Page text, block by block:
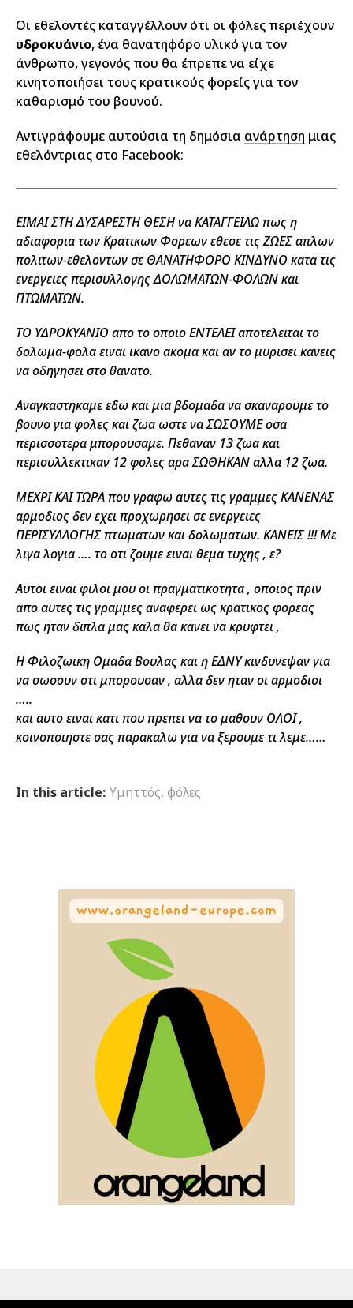
Οι εθελοντές καταγγέλλουν ότι οι φόλες περιέχουν
υδροκυάνιο, ένα θανατηφόρο υλικό για τον
άνθρωπο, γεγονός που θα έπρεπε να είχε
κινητοποιήσει τους κρατικούς φορείς για τον
καθαρισμό του βουνού.
Αντιγράφουμε αυτούσια τη δημόσια ανάρτηση μιας
εθελόντριας στο Facebook:
ΕΙΜΑΙ ΣΤΗ ΔΥΣΑΡΕΣΤΗ ΘΕΣΗ να ΚΑΤΑΓΓΕΙΛΩ πως η
αδιαφορια των Κρατικων Φορεων εθεσε τις ΖΩΕΣ απλων
πολιτων-εθελοντων σε ΘΑΝΑΤΗΦΟΡΟ ΚΙΝΔΥΝΟ κατα τις
ενεργειες περισυλλογης ΔΟΛΩΜΑΤΩΝ-ΦΟΛΩΝ και
ΠΤΩΜΑΤΩΝ.
ΤΟ ΥΔΡΟΚΥΑΝΙΟ απο το οποιο ΕΝΤΕΛΕΙ αποτελειται το
δολωμα-φολα ειναι ικανο ακομα και αν το μυρισει κανεις
να οδηγησει στο θανατο.
Αναγκαστηκαμε εδω και μια βδομαδα να σκαναρουμε το
βουνο για φολες και ζωα ωστε να ΣΩΣΟΥΜΕ οσα
περισσοτερα μπορουσαμε. Πεθαναν 13 ζωα και
περισυλλεκτικαν 12 φολες αρα ΣΩΘΗΚΑΝ αλλα 12 ζωα.
ΜΕΧΡΙ ΚΑΙ ΤΩΡΑ που γραφω αυτες τις γραμμες ΚΑΝΕΝΑΣ
αρμοδιος δεν εχει προχωρησει σε ενεργειες
ΠΕΡΙΣΥΛΛΟΓΗΣ πτωματων και δολωματων. ΚΑΝΕΙΣ !!! Με
λιγα λογια …. το οτι ζουμε ειναι θεμα τυχης , ε?
Αυτοι ειναι φιλοι μου οι πραγματικοτητα , οποιος πριν
απο αυτες τις γραμμες αναφερει ως κρατικος φορεας
πως ηταν διπλα μας καλα θα κανει να κρυφτει ,
Η Φιλοζωικη Ομαδα Βουλας και η ΕΔΝΥ κινδυνεψαν για
να σωσουν οτι μπορουσαν , αλλα δεν ηταν οι αρμοδιοι
…..
και αυτο ειναι κατι που πρεπει να το μαθουν ΟΛΟΙ ,
κοινοποιηστε σας παρακαλω για να ξερουμε τι λεμε……
In this article: Υμηττός, φόλες